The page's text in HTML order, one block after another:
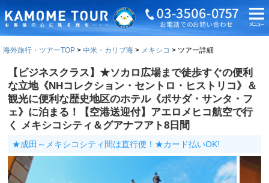
海外旅行・ツアーTOP 中米・カリブ海 メキシコ ツアー詳細
【ビジネスクラス】★ソカロ広場まで徒歩すぐの便利
な立地《NHコレクション・セントロ・ヒストリコ》＆
観光に便利な歴史地区のホテル《ポサダ・サンタ・フ
ェ》に泊まる！【空港送迎付】アエロメヒコ航空で行
く メキシコシティ＆グアナフアト8日間
★成田～メキシコシティ間は直行便！★カード払いOK!